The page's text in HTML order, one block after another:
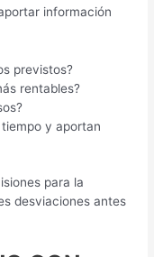
información
previstos?
rentables?
y aportan
para la
desviaciones antes